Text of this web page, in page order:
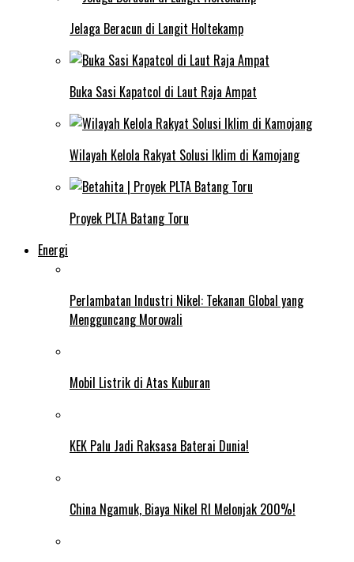
Jelaga Beracun di Langit Holtekamp
Buka Sasi Kapatcol di Laut Raja Ampat
Wilayah Kelola Rakyat Solusi Iklim di Kamojang
Proyek PLTA Batang Toru
Energi
Perlambatan Industri Nikel: Tekanan Global yang
Mengguncang Morowali
Mobil Listrik di Atas Kuburan
KEK Palu Jadi Raksasa Baterai Dunia!
China Ngamuk, Biaya Nikel RI Melonjak 200%!